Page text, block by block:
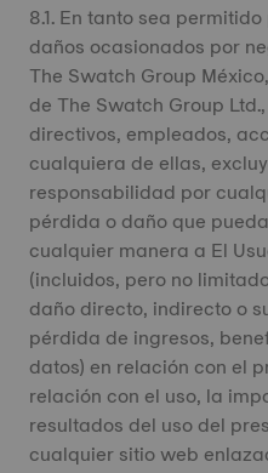
8.1. En tanto sea
daños ocasionados por
The Swatch Group
de The Swatch Group
directivos, empleados,
cualquiera de ellas,
responsabilidad por
pérdida o daño que
cualquier manera a El
(incluidos, pero no
daño directo, indirecto o
pérdida de ingresos,
datos) en relación con el
relación con el uso, la
resultados del uso del
cualquier sitio web